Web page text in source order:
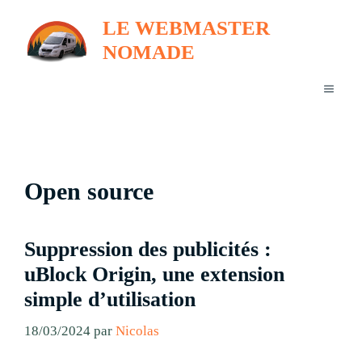
contenu
LE WEBMASTER
NOMADE
MENU
Open source
Suppression des publicités :
uBlock Origin, une extension
simple d’utilisation
18/03/2024 par Nicolas